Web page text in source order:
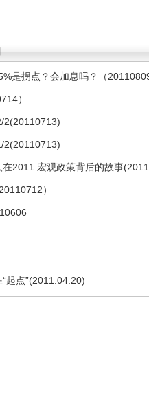
是拐点？会加息吗？（
）
2(20110713)
2(20110713)
2011.宏观政策背后的故事
）
起点”(2011.04.20)